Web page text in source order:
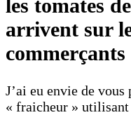
les tomates
arrivent sur
commerçants
J’ai eu envie de vous
« fraicheur » utilisant